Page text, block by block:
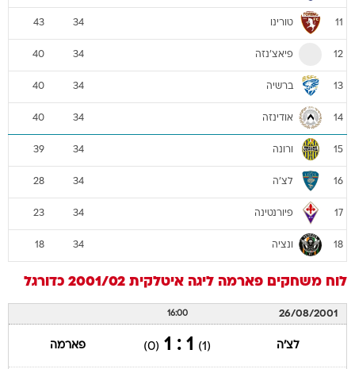
11 טורינו 34
43
12 פיאצ'נזה 34
40
13 ברשיה 34
40
14 אודינזה 34
40
15 ורונה 34
39
16 לצ'ה 34
28
17 פיורנטינה 34
23
18 ונציה 34
18
לוח משחקים פארמה ליגה איטלקית 2001/02 כדורגל
26/08/2001
16:00
לצ'ה (1)
1 : 1
(0) פארמה